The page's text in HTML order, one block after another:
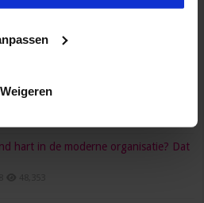
Weigeren
96,558
hart in de moderne organisatie? Dat